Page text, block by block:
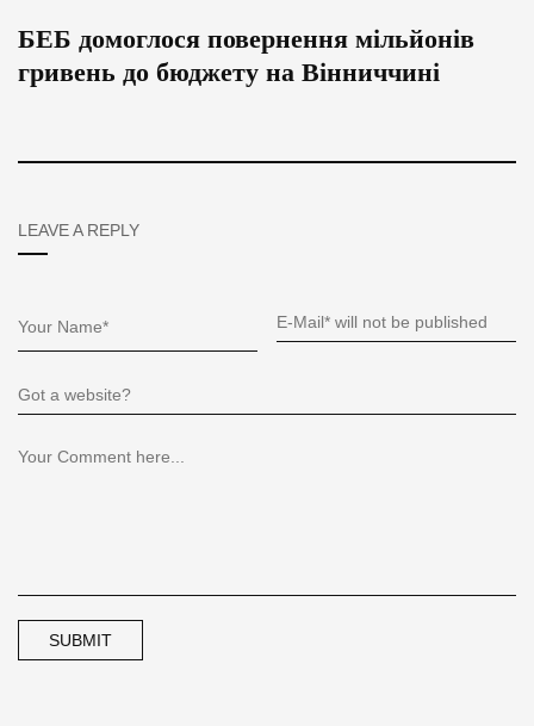
БЕБ домоглося повернення мільйонів
гривень до бюджету на Вінниччині
LEAVE A REPLY